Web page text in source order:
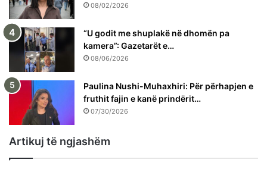
08/02/2026
“U godit me shuplakë në dhomën pa
kamera”: Gazetarët e…
08/06/2026
Paulina Nushi-Muhaxhiri: Për përhapjen e
fruthit fajin e kanë prindërit…
07/30/2026
Artikuj të ngjashëm